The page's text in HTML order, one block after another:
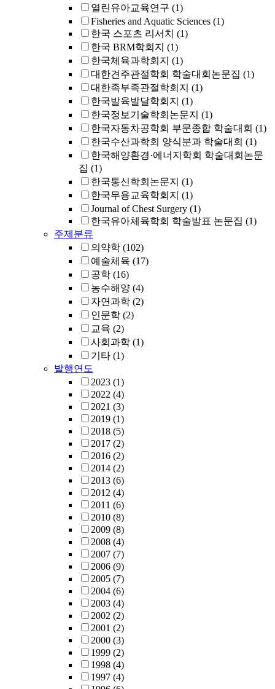
열린유아교육연구 (1)
Fisheries and Aquatic Sciences (1)
한국 스포츠 리서치 (1)
한국 BRM학회지 (1)
한국체육과학회지 (1)
대한견주관절학회 학술대회논문집 (1)
대한족부족관절학회지 (1)
한국발육발달학회지 (1)
한국정보기술학회논문지 (1)
한국자동차공학회 부문종합 학술대회 (1)
한국수산과학회 양식분과 학술대회 (1)
한국해양환경·에너지학회 학술대회논문
집 (1)
한국통신학회논문지 (1)
한국무용교육학회지 (1)
Journal of Chest Surgery (1)
한국유아체육학회 학술발표 논문집 (1)
주제분류
의약학 (102)
예술체육 (17)
공학 (16)
농수해양 (4)
자연과학 (2)
인문학 (2)
교육 (2)
사회과학 (1)
기타 (1)
발행연도
2023 (1)
2022 (4)
2021 (3)
2019 (1)
2018 (5)
2017 (2)
2016 (2)
2014 (2)
2013 (6)
2012 (4)
2011 (6)
2010 (8)
2009 (8)
2008 (4)
2007 (7)
2006 (9)
2005 (7)
2004 (6)
2003 (4)
2002 (2)
2001 (2)
2000 (3)
1999 (2)
1998 (4)
1997 (4)